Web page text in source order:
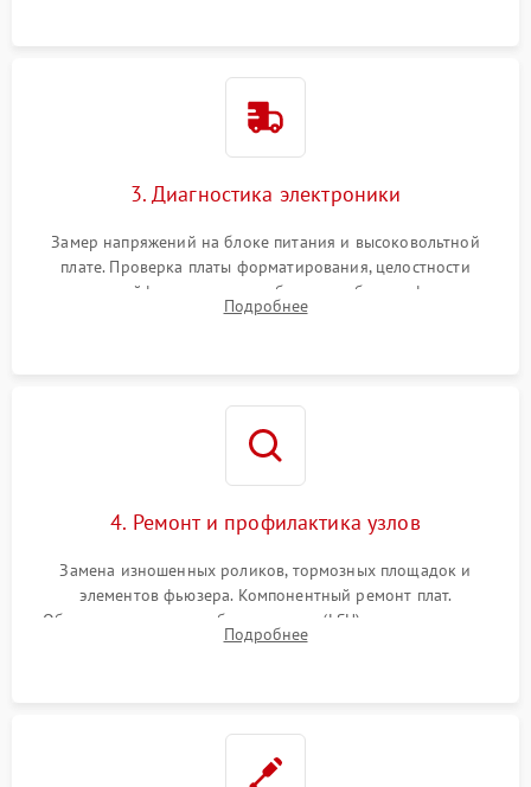
3. Диагностика электроники
Замер напряжений на блоке питания и высоковольтной
плате. Проверка платы форматирования, целостности
плоских шлейфов сканера и работоспособности флажков и
оптопар (датчиков прохождения бумаги).
Подробнее
4. Ремонт и профилактика узлов
Замена изношенных роликов, тормозных площадок и
элементов фьюзера. Компонентный ремонт плат.
Обязательная очистка блока лазера (LSU), зеркал и тракта
печати от просыпанного тонера и бумажной пыли.
Подробнее